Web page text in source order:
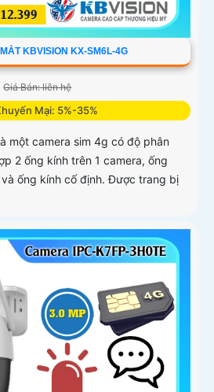
KBVISION KX-SM6L-4G
Giá Bán: liên hệ
Mại: 5%-35%
một camera sim 4g có độ phân
2 ống kính trên 1 camera, ống
ống kính cố định. Được trang bị